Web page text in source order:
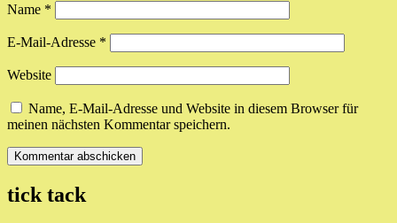
Name *
E-Mail-Adresse *
Website
Name, E-Mail-Adresse und Website in diesem Browser für
meinen nächsten Kommentar speichern.
tick tack